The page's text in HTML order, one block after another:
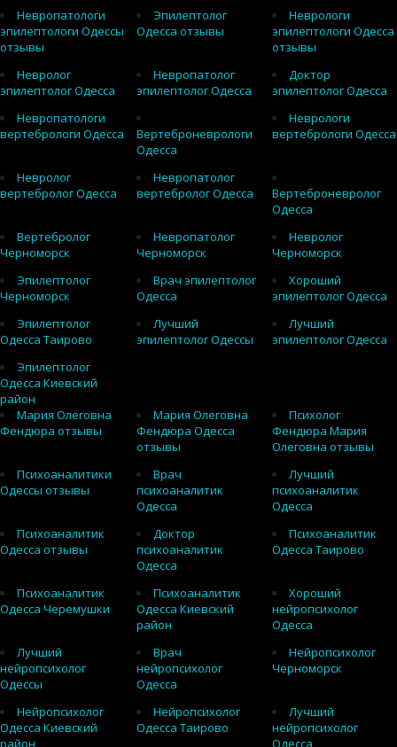
Невропатологи
эпилептологи Одессы
отзывы
Эпилептолог
Одесса отзывы
Неврологи
эпилептологи Одесса
отзывы
Невролог
эпилептолог Одесса
Невропатолог
эпилептолог Одесса
Доктор
эпилептолог Одесса
Невропатологи
вертебрологи Одесса
Вертеброневрологи
Одесса
Неврологи
вертебрологи Одесса
Невролог
вертебролог Одесса
Невропатолог
вертебролог Одесса
Вертеброневролог
Одесса
Вертебролог
Черноморск
Невропатолог
Черноморск
Невролог
Черноморск
Эпилептолог
Черноморск
Врач эпилептолог
Одесса
Хороший
эпилептолог Одесса
Эпилептолог
Одесса Таирово
Лучший
эпилептолог Одессы
Лучший
эпилептолог Одесса
Эпилептолог
Одесса Киевский
район
Мария Олеговна
Фендюра отзывы
Мария Олеговна
Фендюра Одесса
отзывы
Психолог
Фендюра Мария
Олеговна отзывы
Психоаналитики
Одессы отзывы
Врач
психоаналитик
Одесса
Лучший
психоаналитик
Одесса
Психоаналитик
Одесса отзывы
Доктор
психоаналитик
Одесса
Психоаналитик
Одесса Таирово
Психоаналитик
Одесса Черемушки
Психоаналитик
Одесса Киевский
район
Хороший
нейропсихолог
Одесса
Лучший
нейропсихолог
Одессы
Врач
нейропсихолог
Одесса
Нейропсихолог
Черноморск
Нейропсихолог
Одесса Киевский
район
Нейропсихолог
Одесса Таирово
Лучший
нейропсихолог
Одесса